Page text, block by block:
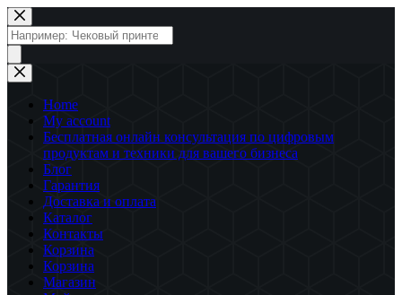
Перейти
к
сути
Поиск
товаров
Home
My account
Бесплатная онлайн консультация по цифровым
продуктам и техники для вашего бизнеса
Блог
Гарантия
Доставка и оплата
Каталог
Контакты
Корзина
Корзина
Магазин